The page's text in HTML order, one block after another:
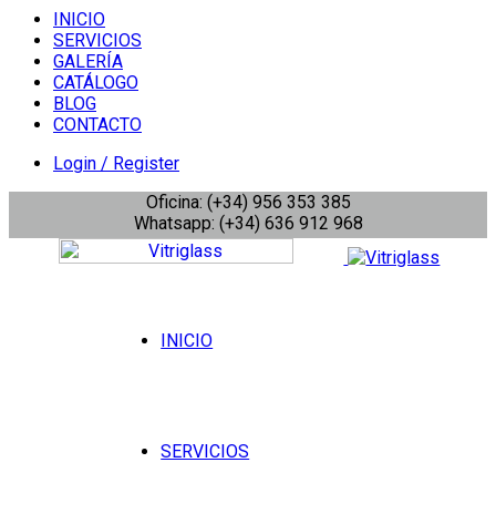
INICIO
SERVICIOS
GALERÍA
CATÁLOGO
BLOG
CONTACTO
Login / Register
Oficina: (+34) 956 353 385
Whatsapp: (+34) 636 912 968
INICIO
SERVICIOS